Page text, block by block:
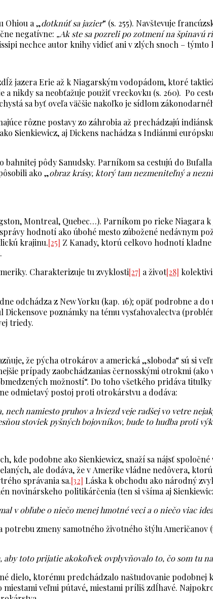
Ohiou a „dotknúť sa jazier“ (s. 255). Navštevuje
negatívne: „Ak ste sa pozreli po zotmení na špinavú
nechce autor knihy vidieť ani v zlých snoch – týmto
jazera Erie až k Niagarským vodopádom, ktoré
nikdy sa neobťažuje použiť vreckovku (s. 260). Po
sa byť oveľa väčšie nakoľko je sídlom
rôzne postavy zo záhrobia až prechádzajú
Sienkiewicz, aj Dickens nachádza s Indiánmi
pôdy Sanudsky. Parníkom sa cestujú do
ako „obraz krásy, ktorý tam nezmeniteľný a
Montreal, Quebec…). Parníkom po rieke Niagara
hodnotí ako úbohé mesto zúbožené nedávnym
krajinu.[25] Z Kanady, ktorú celkovo hodnotí
Charakterizuje tu zvyklosti[27] a život[28]
odchádza z New Yorku (kap. 16); opäť podrobne a
Dickensove poznámky na tému vysťahovalectva
triedy.
že pýcha otrokárov a americká „sloboda“ sú si
prípady zaobchádzanias černosskými otrokmi
možností“. Do toho všetkého pridáva
odmietavý postoj proti otrokárstvu a dodáva:
namiesto pruhov a hviezd veje radšej vo vetre
stoviek pyšných bojovníkov, bude to hudba proti
kde podobne ako Sienkiewicz, snaží sa nájsť
ale dodáva, že v Amerike vládne nedôvera,
správania sa.[32] Láska k obchodu ako národný
novinárskeho politikárčenia (ten si všíma aj
v obľube o niečo menej hmotné veci a o niečo viac
zmeny samotného životného štýlu Američanov
toto prijatie akokoľvek ovplyvňovalo to, čo som tu
dielo, ktorému predchádzalo naštudovanie podobnej
veľmi pútavé, miestami príliš zdĺhavé.